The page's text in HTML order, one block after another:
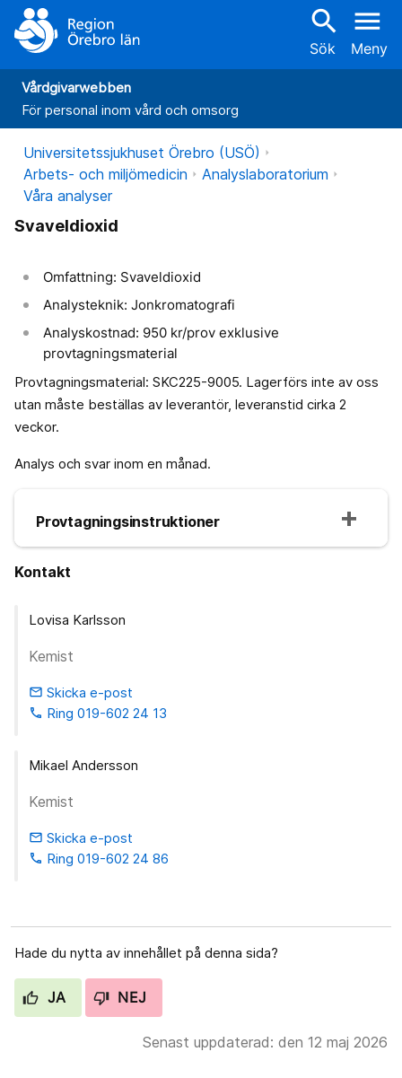
search
Sök
menu
Meny
Vårdgivarwebben
För personal inom vård och omsorg
Universitetssjukhuset Örebro (USÖ)
Arbets- och miljömedicin
Analyslaboratorium
Våra analyser
Svaveldioxid
Omfattning: Svaveldioxid
Analysteknik: Jonkromatografi
Analyskostnad: 950 kr/prov exklusive
provtagningsmaterial
Provtagningsmaterial: SKC225-9005. Lagerförs inte av oss
utan måste beställas av leverantör, leveranstid cirka 2
veckor.
Analys och svar inom en månad.
Provtagningsinstruktioner
Kontakt
Lovisa Karlsson
Kemist
email Skicka e-post
phone Ring 019-602 24 13
Mikael Andersson
Kemist
email Skicka e-post
phone Ring 019-602 24 86
Hade du nytta av innehållet på denna sida?
JA NEJ
Senast uppdaterad: den 12 maj 2026